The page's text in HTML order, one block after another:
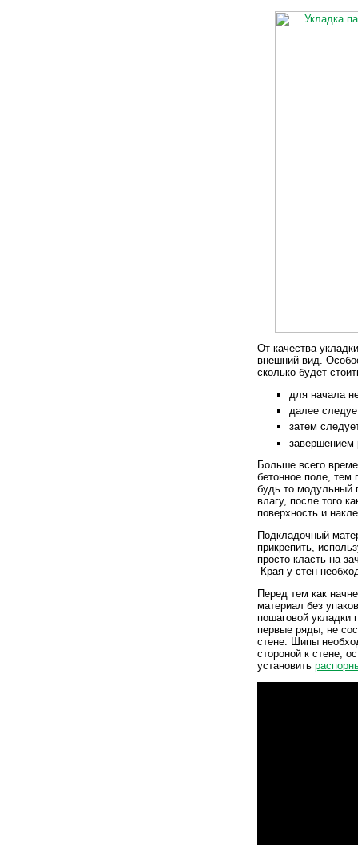
От качества
внешний вид.
сколько будет
для начала
далее
затем
завершением
Больше всего
бетонное поле, тем
будь то модульный
влагу, после того
поверхность и
Подкладочный
прикрепить,
просто класть на
Края у стен
Перед тем как
материал без
пошаговой укладки
первые ряды, не
стене. Шипы
стороной к стене,
установить